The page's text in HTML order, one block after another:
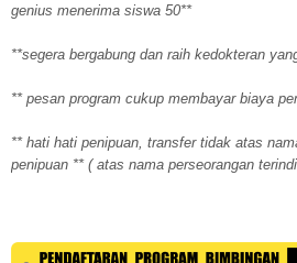
genius menerima siswa 50**
**segera bergabung dan raih kedokteran
** pesan program cukup membayar biaya
** hati hati penipuan, transfer tidak atas
penipuan ** ( atas nama perseorangan